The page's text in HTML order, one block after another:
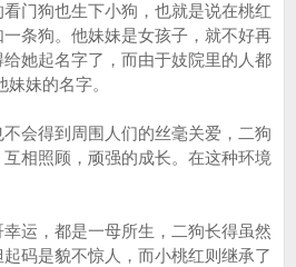
门狗也生下小狗，也就是说在桃红
条狗。他妹妹是女孩子，就不好再
她起名字了，而由于妓院里的人都
妹的名字。
得到周围人们的丝毫关爱，二狗
相照顾，顽强的成长。在这种环境
，都是一母所生，二狗长得虽然
码是貌不惊人，而小桃红则继承了